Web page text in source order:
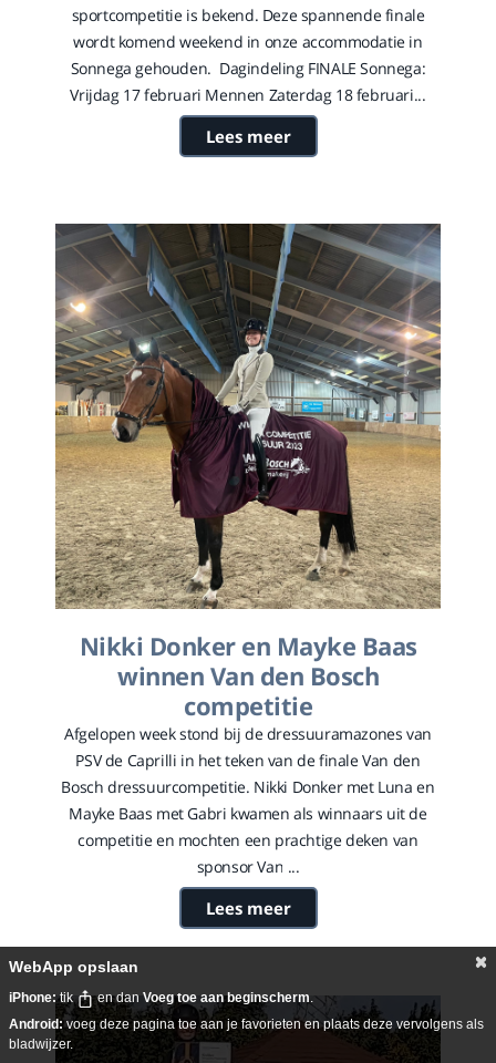
sportcompetitie is bekend. Deze spannende finale
wordt komend weekend in onze accommodatie in
Sonnega gehouden. Dagindeling FINALE Sonnega:
Vrijdag 17 februari Mennen Zaterdag 18 februari...
Lees meer
Nikki Donker en Mayke Baas
winnen Van den Bosch
competitie
Afgelopen week stond bij de dressuuramazones van
PSV de Caprilli in het teken van de finale Van den
Bosch dressuurcompetitie. Nikki Donker met Luna en
Mayke Baas met Gabri kwamen als winnaars uit de
competitie en mochten een prachtige deken van
sponsor Van ...
Lees meer
WebApp opslaan
iPhone:tik en dan Voeg toe aan beginscherm.
Android:voeg deze pagina toe aan je favorieten en plaats deze vervolgens als
bladwijzer.